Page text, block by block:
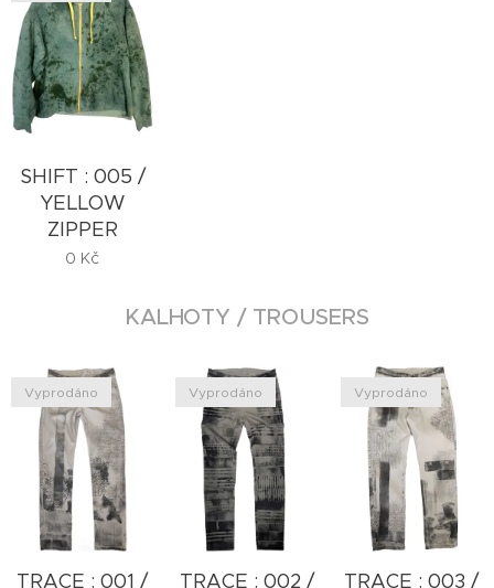
SHIFT : 005 /
YELLOW
ZIPPER
0 Kč
KALHOTY / TROUSERS
TRACE : 001 /
Vyprodáno
TRACE : 002 /
Vyprodáno
TRACE : 003 /
Vyprodáno